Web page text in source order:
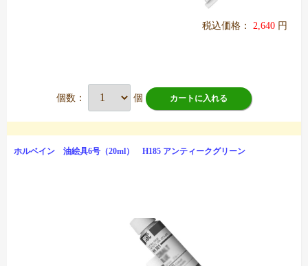
税込価格： 2,640 円
個数： 個 カートに入れる
ホルベイン 油絵具6号（20ml） H185 アンティークグリーン